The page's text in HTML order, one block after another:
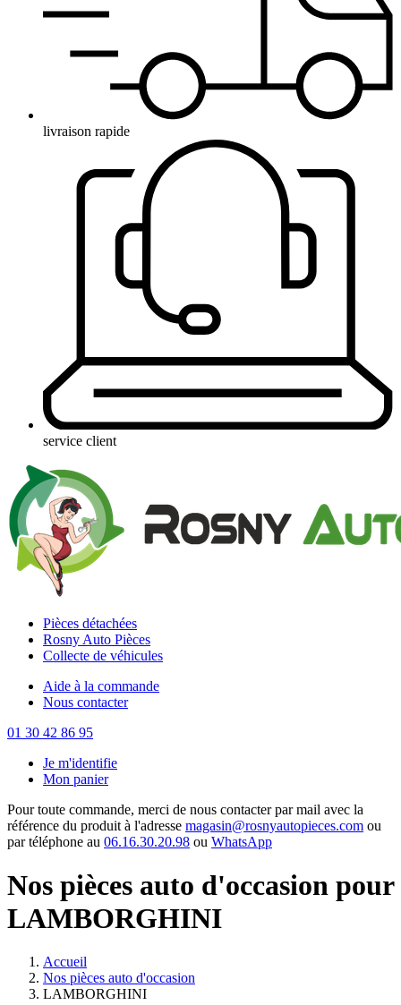
livraison rapide
service client
Pièces détachées
Rosny Auto Pièces
Collecte de véhicules
Aide à la commande
Nous contacter
01 30 42 86 95
Je m'identifie
Mon panier
Pour toute commande, merci de nous contacter par mail avec la
référence du produit à l'adresse magasin@rosnyautopieces.com ou
par téléphone au 06.16.30.20.98 ou WhatsApp
Nos pièces auto d'occasion pour
LAMBORGHINI
Accueil
Nos pièces auto d'occasion
LAMBORGHINI